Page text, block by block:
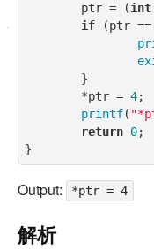
    	ptr = (
int
if (ptr ==
    	*ptr =
4;
printf(
return 0;
Output: *ptr = 4
解析